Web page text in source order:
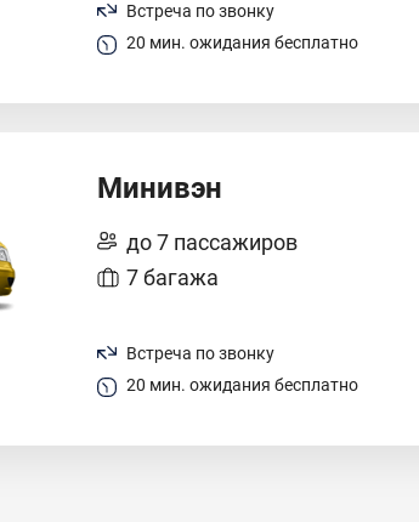
Встреча по звонку
20 мин. ожидания бесплатно
Минивэн
до 7 пассажиров
7 багажа
Встреча по звонку
20 мин. ожидания бесплатно